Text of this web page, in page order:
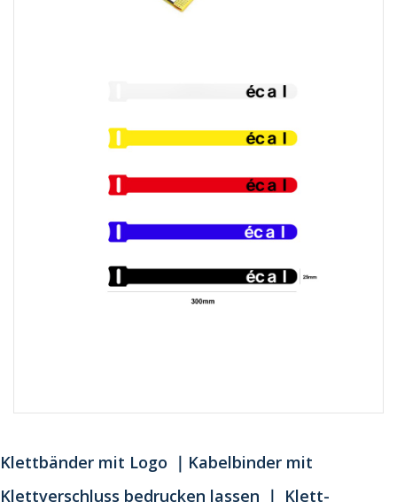
Klettbänder mit Logo ｜Kabelbinder mit
Klettverschluss bedrucken lassen ｜ Klett-